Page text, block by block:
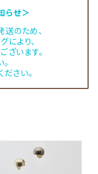
らせ＞
のため、
により、
ざいます。
さい。